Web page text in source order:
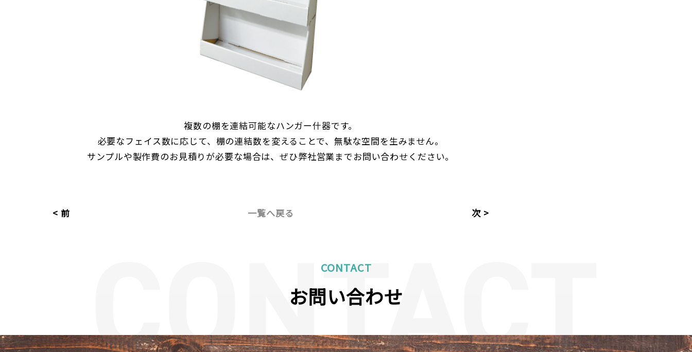
複数の棚を連結可能なハンガー什器です。
必要なフェイス数に応じて、棚の連結数を変えることで、無駄な空間を生みません。
サンプルや製作費のお見積りが必要な場合は、ぜひ弊社営業までお問い合わせください。
一覧へ戻る
< 前 次 >
CONTACT
お問い合わせ